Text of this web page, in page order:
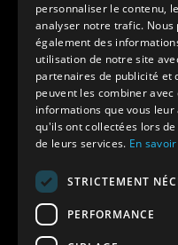
Aides financières
Charte de
Vacances Adaptées
Modes de règlement
Chèque, Virement,
Bons CAF, Conseil
personnaliser le contenu,
analyser notre trafic. Nous
également des
utilisation de notre site
partenaires de publicité et
peuvent les combiner
informations que vous
qu'ils ont collectées lors
de leurs services. En
STRICTEMENT
PERFORMANCE